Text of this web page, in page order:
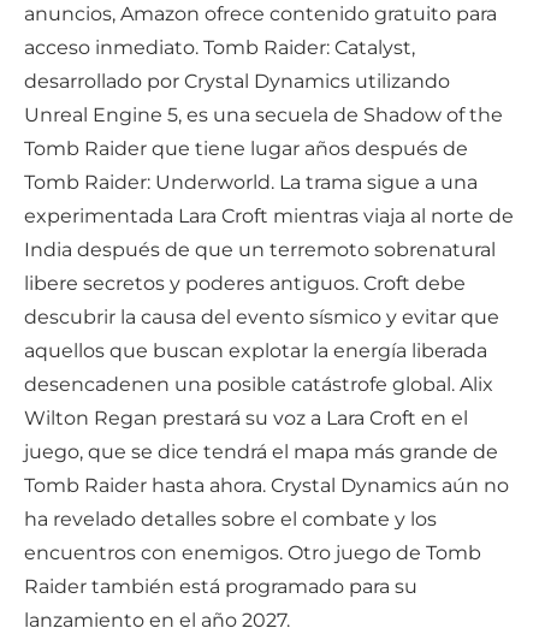
anuncios, Amazon ofrece contenido gratuito para
acceso inmediato. Tomb Raider: Catalyst,
desarrollado por Crystal Dynamics utilizando
Unreal Engine 5, es una secuela de Shadow of the
Tomb Raider que tiene lugar años después de
Tomb Raider: Underworld. La trama sigue a una
experimentada Lara Croft mientras viaja al norte de
India después de que un terremoto sobrenatural
libere secretos y poderes antiguos. Croft debe
descubrir la causa del evento sísmico y evitar que
aquellos que buscan explotar la energía liberada
desencadenen una posible catástrofe global. Alix
Wilton Regan prestará su voz a Lara Croft en el
juego, que se dice tendrá el mapa más grande de
Tomb Raider hasta ahora. Crystal Dynamics aún no
ha revelado detalles sobre el combate y los
encuentros con enemigos. Otro juego de Tomb
Raider también está programado para su
lanzamiento en el año 2027.